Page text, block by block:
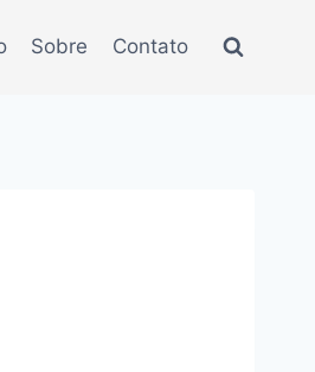
Sobre Contato